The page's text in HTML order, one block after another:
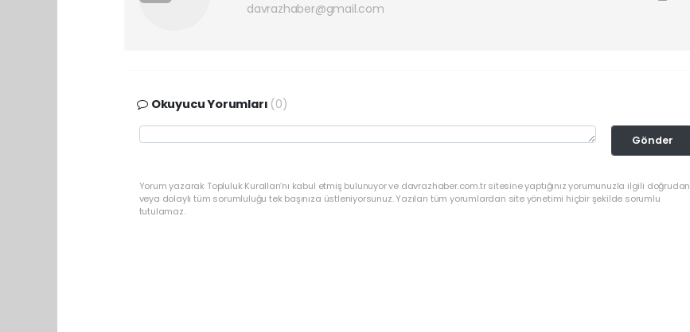
davrazhaber@gmail.com
Okuyucu Yorumları (0)
Gönder
Yorum yazarak Topluluk Kuralları’nı kabul etmiş bulunuyor ve davrazhaber.com.tr sitesine yaptığınız yorumunuzla ilgili doğrudan
veya dolaylı tüm sorumluluğu tek başınıza üstleniyorsunuz. Yazılan tüm yorumlardan site yönetimi hiçbir şekilde sorumlu
tutulamaz.